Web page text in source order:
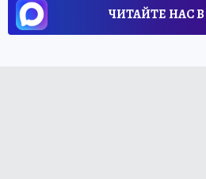
ЧИТАЙТЕ НАС